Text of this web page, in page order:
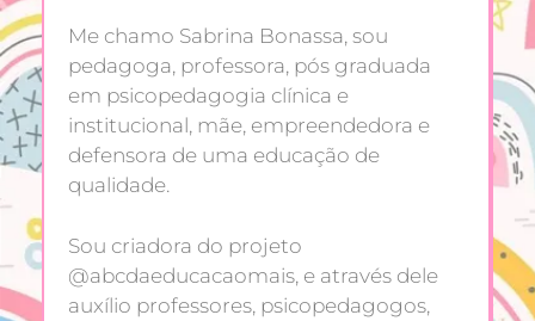
Me chamo Sabrina Bonassa, sou
pedagoga, professora, pós graduada
em psicopedagogia clínica e
institucional, mãe, empreendedora e
defensora de uma educação de
qualidade.
Sou criadora do projeto
@abcdaeducacaomais, e através dele
auxílio professores, psicopedagogos,